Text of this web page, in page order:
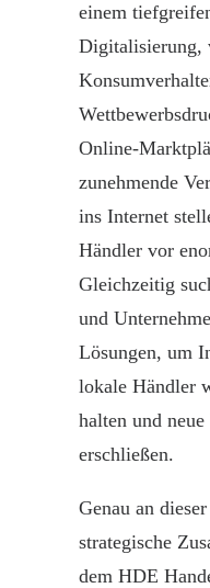
einem
Digitalisierung,
Online-
zunehmende
ins Internet
Händler vor
Gleichzeitig
und
Lösungen, um
lokale Händler
halten und
erschließen.
Genau an
strategische
dem HDE